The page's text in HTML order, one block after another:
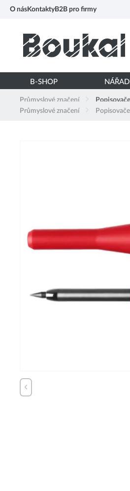
O nás Kontakty B2B pro firmy
B-SHOP NÁŘADÍ
Průmyslové značení
Průmyslové značení